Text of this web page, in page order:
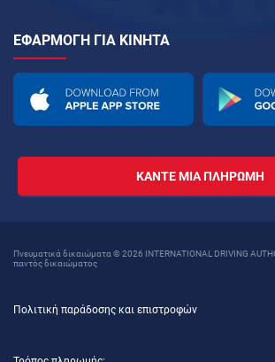
ΕΦΑΡΜΟΓΉ ΓΙΑ ΚΙΝΗΤΆ
ΚΆΝΤΕ ΜΙΑ ΠΛΗΡΩΜΉ
Πνευματικά δικαιώματα © 2026 INTERNATIONAL DRIVING
παντός δικαιώματος
Πολιτική παράδοσης και επιστροφών